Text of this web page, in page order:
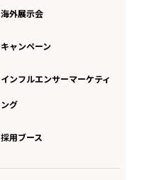
海外展示会
キャンペーン
インフルエンサーマーケティ
ング
採用ブース